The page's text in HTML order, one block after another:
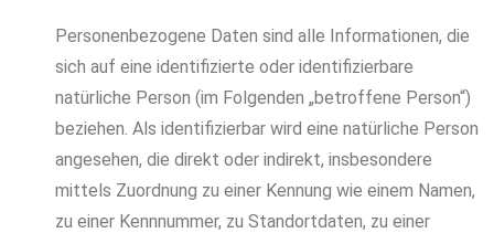
Personenbezogene Daten sind alle Informationen, die
sich auf eine identifizierte oder identifizierbare
natürliche Person (im Folgenden „betroffene Person“)
beziehen. Als identifizierbar wird eine natürliche Person
angesehen, die direkt oder indirekt, insbesondere
mittels Zuordnung zu einer Kennung wie einem Namen,
zu einer Kennnummer, zu Standortdaten, zu einer